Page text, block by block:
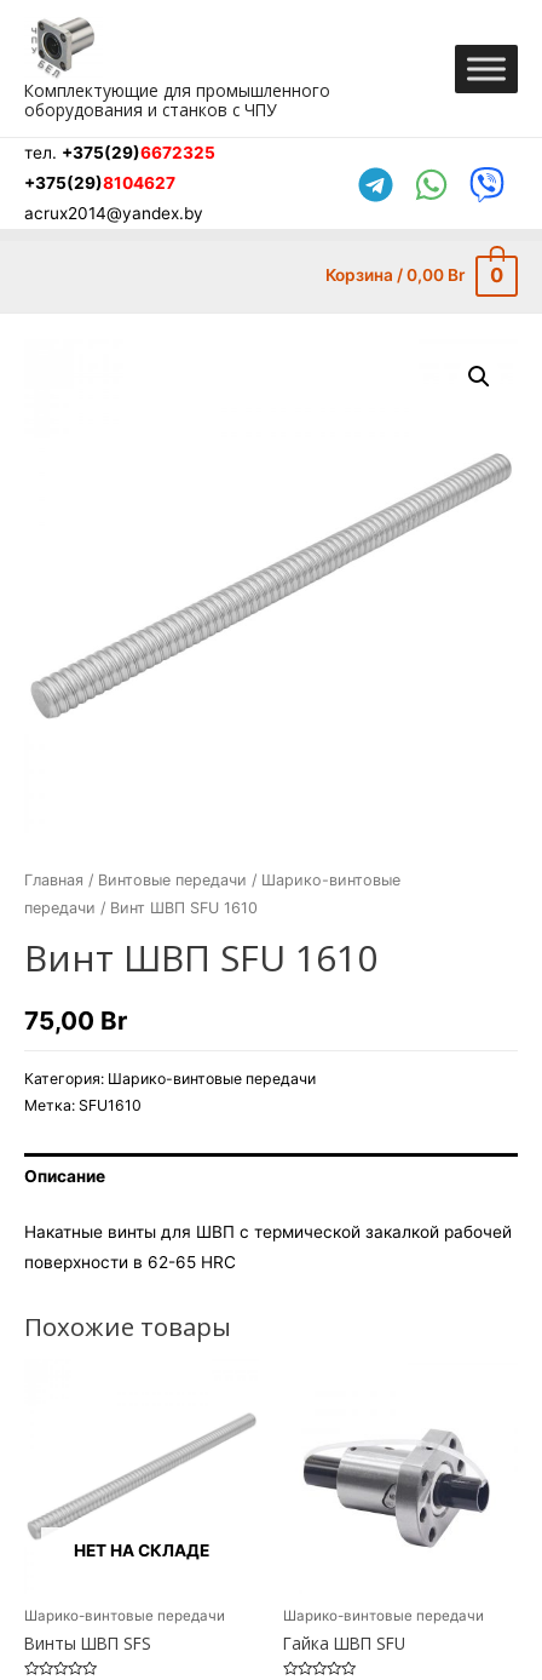
содержимому
Комплектующие для промышленного
оборудования и станков с ЧПУ
тел. +375(29)6672325
+375(29)8104627
acrux2014@yandex.by
Корзина /0,00 Br 0
Главная / Винтовые передачи / Шарико-винтовые
передачи / Винт ШВП SFU 1610
Винт ШВП SFU 1610
75,00 Br
Категория: Шарико-винтовые передачи
Метка: SFU1610
Описание
Накатные винты для ШВП с термической закалкой рабочей
поверхности в 62-65 HRC
Похожие товары
НЕТ НА СКЛАДЕ
Шарико-винтовые передачи
Винты ШВП SFS
Шарико-винтовые передачи
Гайка ШВП SFU